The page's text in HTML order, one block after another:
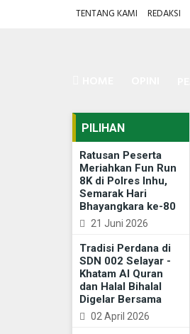
TENTANG KAMI REDAKSI
PILIHAN
Ratusan Peserta
Meriahkan Fun Run
8K di Polres Inhu,
Semarak Hari
Bhayangkara ke-80
21 Juni 2026
Tradisi Perdana di
SDN 002 Selayar -
Khatam Al Quran
dan Halal Bihalal
Digelar Bersama
02 April 2026